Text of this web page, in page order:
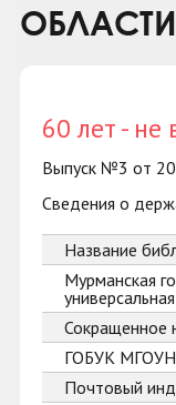
ОБЛАСТИ
60 лет - не
Выпуск №3 от
Сведения о
Название
Мурманская
Сокращенное
ГОБУК
Почтовый